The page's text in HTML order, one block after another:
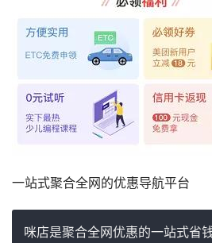
一站式聚合全网的优惠导航平台
咪店是聚合全网优惠的一站式省